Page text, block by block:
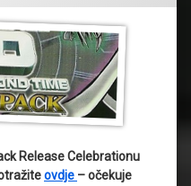
Release Celebrationu
ovdje – očekuje